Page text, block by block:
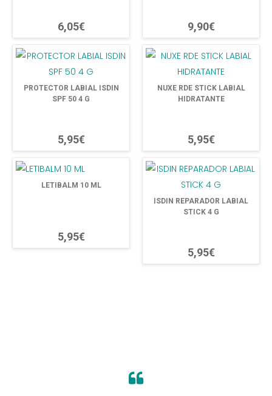
6,05€ 9,90€
PROTECTOR LABIAL ISDIN
SPF 50 4 G
5,95€
NUXE RDE STICK LABIAL
HIDRATANTE
5,95€
LETIBALM 10 ML
5,95€
ISDIN REPARADOR LABIAL
STICK 4 G
5,95€